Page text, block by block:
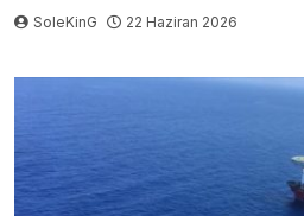
SoleKinG 22 Haziran 2026